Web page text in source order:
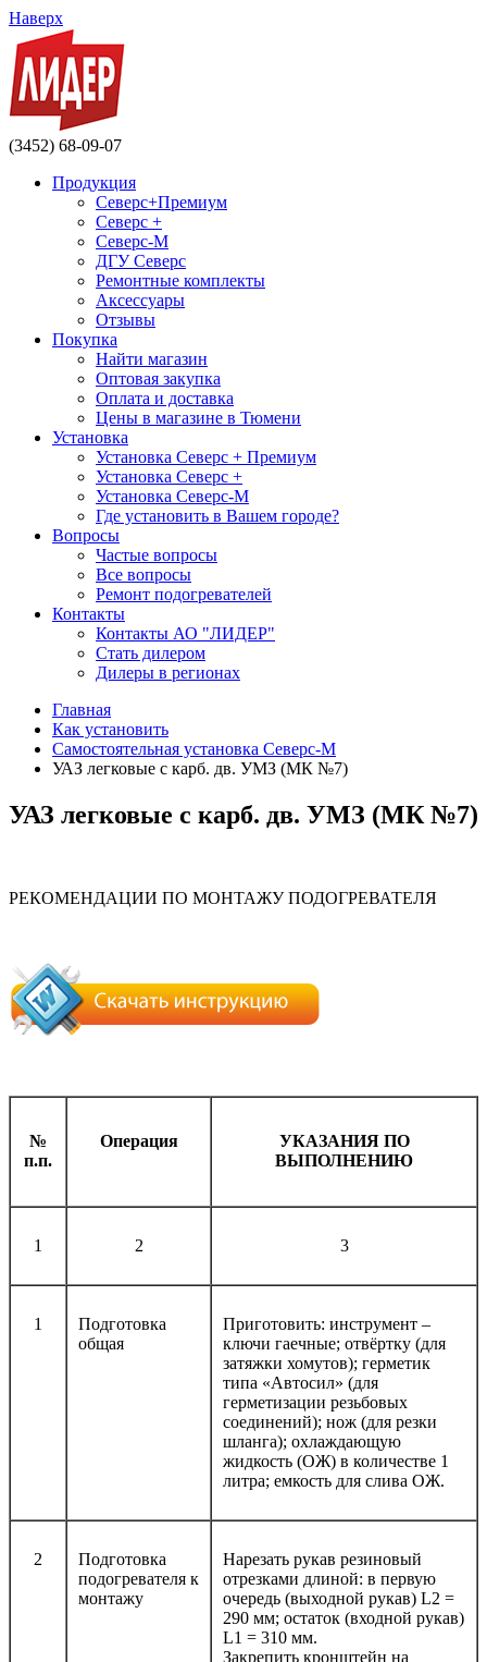
Наверх
(3452) 68-09-07
Продукция
Северс+Премиум
Северс +
Северс-М
ДГУ Северс
Ремонтные комплекты
Аксессуары
Отзывы
Покупка
Найти магазин
Оптовая закупка
Оплата и доставка
Цены в магазине в Тюмени
Установка
Установка Северс + Премиум
Установка Северс +
Установка Северс-М
Где установить в Вашем городе?
Вопросы
Частые вопросы
Все вопросы
Ремонт подогревателей
Контакты
Контакты АО "ЛИДЕР"
Стать дилером
Дилеры в регионах
Главная
Как установить
Самостоятельная установка Северс-М
УАЗ легковые с карб. дв. УМЗ (МК №7)
УАЗ легковые с карб. дв. УМЗ (МК №7)
РЕКОМЕНДАЦИИ ПО МОНТАЖУ ПОДОГРЕВАТЕЛЯ
№
п.п.
Операция
УКАЗАНИЯ ПО
ВЫПОЛНЕНИЮ
1 2 3
1
Подготовка
общая
Приготовить: инструмент –
ключи гаечные; отвёртку (для
затяжки хомутов); герметик
типа «Автосил» (для
герметизации резьбовых
соединений); нож (для резки
шланга); охлаждающую
жидкость (ОЖ) в количестве 1
литра; емкость для слива ОЖ.
2
Подготовка
подогревателя к
монтажу
Нарезать рукав резиновый
отрезками длиной: в первую
очередь (выходной рукав) L2 =
290 мм; остаток (входной рукав)
L1 = 310 мм.
Закрепить кронштейн на